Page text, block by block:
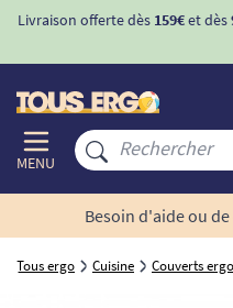
Livraison offerte dès 159€et dès
MENU
Besoin d'aide ou de
Tous ergo Cuisine Couverts